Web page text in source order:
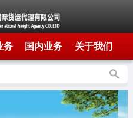
务 国内业务 关于我们